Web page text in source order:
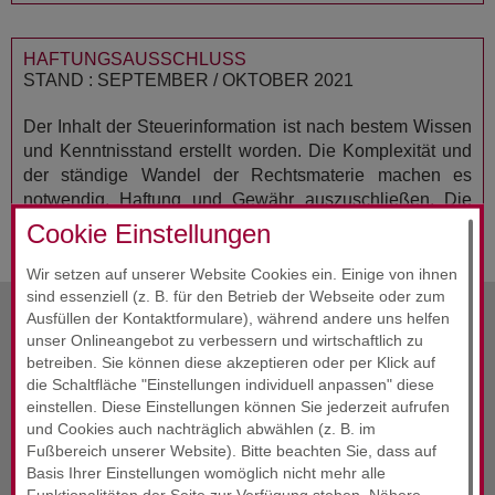
Cookie Einstellungen
Wir setzen auf unserer Website Cookies ein. Einige von ihnen
sind essenziell (z. B. für den Betrieb der Webseite oder zum
Ausfüllen der Kontaktformulare), während andere uns helfen
unser Onlineangebot zu verbessern und wirtschaftlich zu
betreiben. Sie können diese akzeptieren oder per Klick auf
die Schaltfläche "Einstellungen individuell anpassen" diese
einstellen. Diese Einstellungen können Sie jederzeit aufrufen
und Cookies auch nachträglich abwählen (z. B. im
Fußbereich unserer Website). Bitte beachten Sie, dass auf
Basis Ihrer Einstellungen womöglich nicht mehr alle
HAFTUNGSAUSSCHLUSS
STAND : SEPTEMBER / OKTOBER 2021
Der Inhalt der Steuerinformation ist nach bestem Wissen
und Kenntnisstand erstellt worden. Die Komplexität und
der ständige Wandel der Rechtsmaterie machen es
notwendig, Haftung und Gewähr auszuschließen. Die
Steuerinformation ersetzt nicht die individuelle Beratung.
vorherige InfoOktober 2021
Alle InfosOktober 2021
nächste InfoOktober 2021